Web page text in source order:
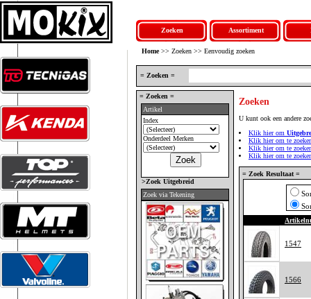
Zoeken Assortiment
Home>> Zoeken >> Eenvoudig zoeken
= Zoeken =
= Zoeken =
Artikel
Index
Onderdeel Merken
>Zoek Uitgebreid
Zoek via Tekening
Zoeken
U kunt ook een andere
Klik hier om
Klik hier om te
Klik hier om te
Klik hier om te
= Zoek Resultaat =
1547
1566